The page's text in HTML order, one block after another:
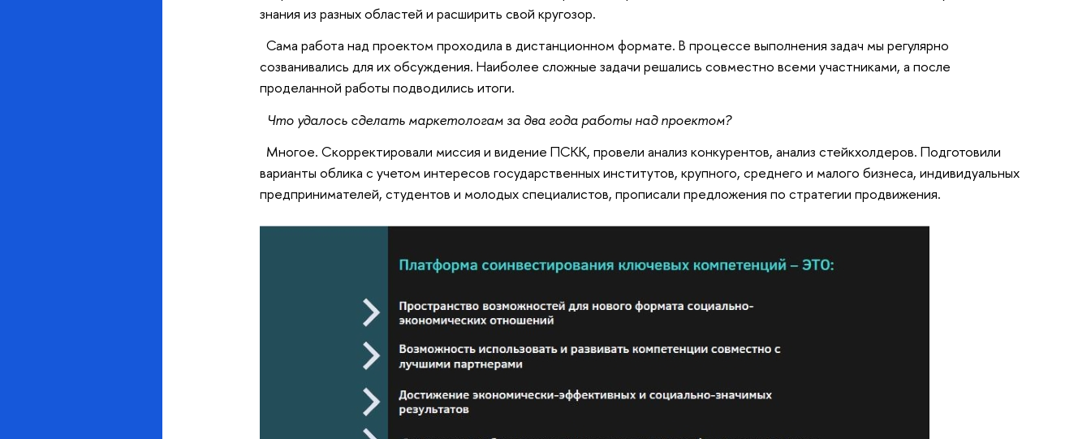
знания из разных областей и расширить свой кругозор.
Сама работа над проектом проходила в дистанционном формате. В процессе выполнения задач мы регулярно
созванивались для их обсуждения. Наиболее сложные задачи решались совместно всеми участниками, а после
проделанной работы подводились итоги.
Что удалось сделать маркетологам за два года работы над проектом?
Многое. Скорректировали миссия и видение ПСКК, провели анализ конкурентов, анализ стейкхолдеров. Подготовили
варианты облика с учетом интересов государственных институтов, крупного, среднего и малого бизнеса, индивидуальных
предпринимателей, студентов и молодых специалистов, прописали предложения по стратегии продвижения.